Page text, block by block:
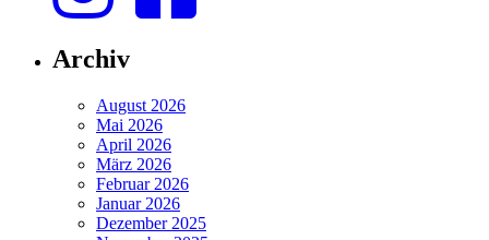
Archiv
August 2026
Mai 2026
April 2026
März 2026
Februar 2026
Januar 2026
Dezember 2025